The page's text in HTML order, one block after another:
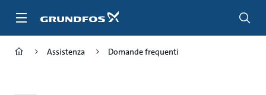
Assistenza Domande frequenti